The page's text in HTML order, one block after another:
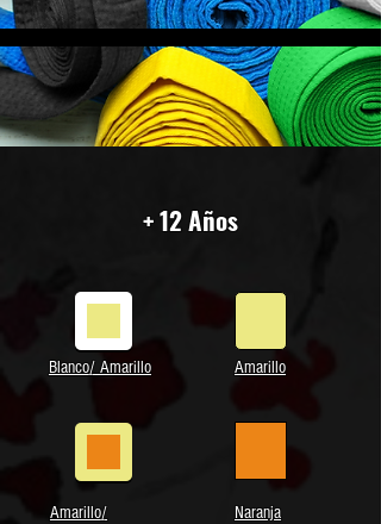
+ 12 Años
Blanco/ Amarillo
Amarillo/
Amarillo
Naranja